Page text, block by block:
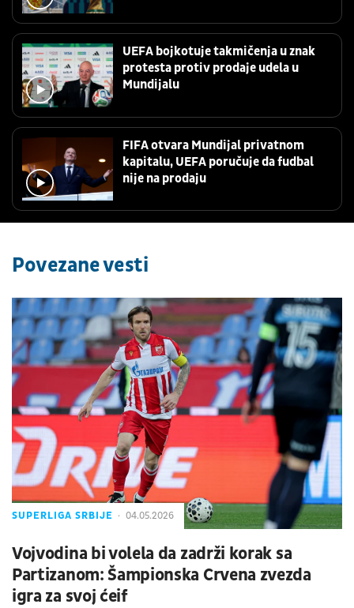
UEFA bojkotuje takmičenja u znak
protesta protiv prodaje udela u
Mundijalu
FIFA otvara Mundijal privatnom
kapitalu, UEFA poručuje da fudbal
nije na prodaju
Povezane vesti
SUPERLIGA SRBIJE 04.05.2026
Vojvodina bi volela da zadrži korak sa
Partizanom: Šampionska Crvena zvezda
igra za svoj ćeif